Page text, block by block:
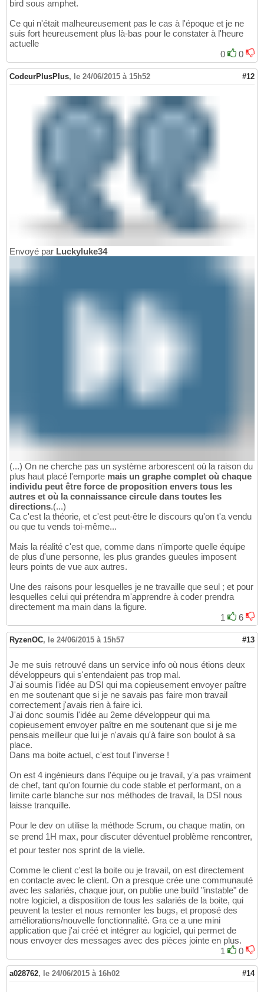
bird sous amphet.
Ce qui n'était malheureusement pas le cas à l'époque et je ne
suis fort heureusement plus là-bas pour le constater à l'heure
actuelle
0
0
CodeurPlusPlus, le 24/06/2015 à 15h52 #12
Envoyé par Luckyluke34
(...) On ne cherche pas un système arborescent où la raison du
plus haut placé l'emporte mais un graphe complet où chaque
individu peut être force de proposition envers tous les
autres et où la connaissance circule dans toutes les
directions.(...)
Ca c'est la théorie, et c'est peut-être le discours qu'on t'a vendu
ou que tu vends toi-même...
Mais la réalité c'est que, comme dans n'importe quelle équipe
de plus d'une personne, les plus grandes gueules imposent
leurs points de vue aux autres.
Une des raisons pour lesquelles je ne travaille que seul ; et pour
lesquelles celui qui prétendra m'apprendre à coder prendra
directement ma main dans la figure.
1
6
RyzenOC, le 24/06/2015 à 15h57 #13
Je me suis retrouvé dans un service info où nous étions deux
développeurs qui s'entendaient pas trop mal.
J'ai soumis l'idée au DSI qui ma copieusement envoyer paître
en me soutenant que si je ne savais pas faire mon travail
correctement j'avais rien à faire ici.
J'ai donc soumis l'idée au 2eme développeur qui ma
copieusement envoyer paître en me soutenant que si je me
pensais meilleur que lui je n'avais qu'à faire son boulot à sa
place.
Dans ma boite actuel, c'est tout l'inverse !
On est 4 ingénieurs dans l'équipe ou je travail, y'a pas vraiment
de chef, tant qu'on fournie du code stable et performant, on a
limite carte blanche sur nos méthodes de travail, la DSI nous
laisse tranquille.
Pour le dev on utilise la méthode Scrum, ou chaque matin, on
se prend 1H max, pour discuter déventuel problème rencontrer,
et pour tester nos sprint de la vielle.
Comme le client c'est la boite ou je travail, on est directement
en contacte avec le client. On a presque crée une communauté
avec les salariés, chaque jour, on publie une build "instable" de
notre logiciel, a disposition de tous les salariés de la boite, qui
peuvent la tester et nous remonter les bugs, et proposé des
améliorations/nouvelle fonctionnalité. Gra ce a une mini
application que j'ai créé et intégrer au logiciel, qui permet de
nous envoyer des messages avec des pièces jointe en plus.
1
0
a028762, le 24/06/2015 à 16h02 #14